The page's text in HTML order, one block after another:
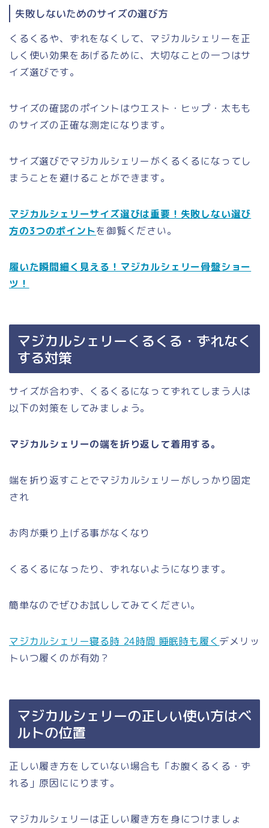
失敗しないためのサイズの選び方
くるくるや、ずれをなくして、マジカルシェリーを正
しく使い効果をあげるために、大切なことの一つはサ
イズ選びです。
サイズの確認のポイントはウエスト・ヒップ・太もも
のサイズの正確な測定になります。
サイズ選びでマジカルシェリーがくるくるになってし
まうことを避けることができます。
マジカルシェリーサイズ選びは重要！失敗しない選び
方の3つのポイントを御覧ください。
履いた瞬間細く見える！マジカルシェリー骨盤ショー
ツ！
マジカルシェリーくるくる・ずれなく
する対策
サイズが合わず、くるくるになってずれてしまう人は
以下の対策をしてみましょう。
マジカルシェリーの端を折り返して着用する。
端を折り返すことでマジカルシェリーがしっかり固定
され
お肉が乗り上げる事がなくなり
くるくるになったり、ずれないようになります。
簡単なのでぜひお試ししてみてください。
マジカルシェリー寝る時 24時間 睡眠時も履く デメリッ
トいつ履くのが有効？
マジカルシェリーの正しい使い方はベ
ルトの位置
正しい履き方をしていない場合も「お腹くるくる・ず
れる」原因ににります。
マジカルシェリーは正しい履き方を身につけましょ